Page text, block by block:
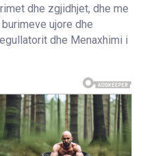
dhe zgjidhjet, dhe me
ujore dhe
dhe Menaxhimi i